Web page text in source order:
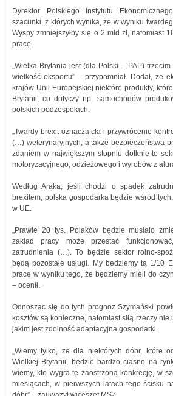
Dyrektor Polskiego Instytutu
szacunki, z których wynika, że w wyniku
Wyspy zmniejszyłby się o 2 mld zł, natomiast
pracę.
„Wielka Brytania jest (dla Polski – PAP)
wielkość eksportu” – przypomniał. Dodał, że
krajów Unii Europejskiej niektóre produkty,
Brytanii, co dotyczy np. samochodów
polskich podzespołach.
„Twardy brexit oznacza cła i przywrócenie
(…) weterynaryjnych, a także bezpieczeństwa
zdaniem w największym stopniu dotknie to
motoryzacyjnego, odzieżowego i wyrobów z
Według Araka, jeśli chodzi o spadek
brexitem, polska gospodarka będzie wśród
w UE.
„Prawie 20 tys. Polaków będzie musiało
zakład pracy może przestać
zatrudnienia (…). To będzie sektor rolno-
będą pozostałe usługi. My będziemy tą 1/10
pracę w wyniku tego, że będziemy mieli do
– ocenił.
Odnosząc się do tych prognoz Szymański
kosztów są konieczne, natomiast siłą rzeczy nie
jakim jest zdolność adaptacyjna gospodarki.
„Wiemy tylko, że dla niektórych dóbr, które
Wielkiej Brytanii, będzie bardzo ciasno na
wiemy, kto wygra tę zaostrzoną konkrecję, w
miesiącach, w pierwszych latach tego ścisku